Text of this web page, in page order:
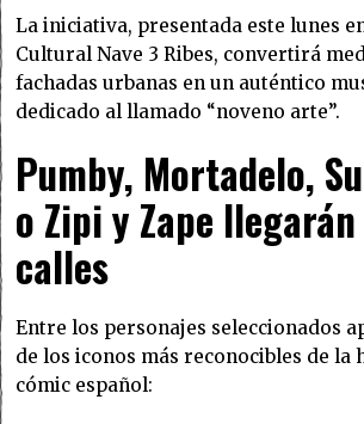
La iniciativa, presentada este lunes
Cultural Nave 3 Ribes, convertirá
fachadas urbanas en un auténtico
dedicado al llamado “noveno arte”.
Pumby, Mortadelo,
o Zipi y Zape
calles
Entre los personajes seleccionados
de los iconos más reconocibles de la
cómic español: